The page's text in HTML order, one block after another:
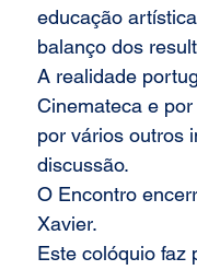
educação
balanço dos
A realidade
Cinemateca e
por vários outros
discussão.
O Encontro
Xavier.
Este colóquio faz